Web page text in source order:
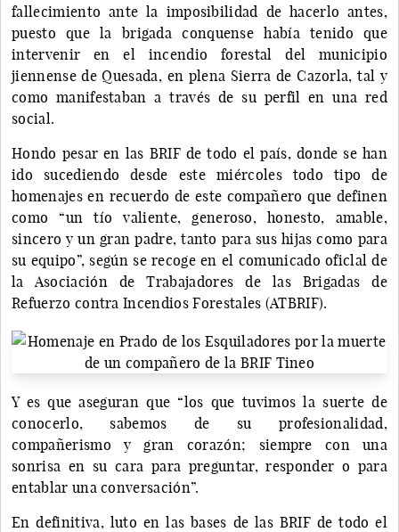
fallecimiento ante la imposibilidad de hacerlo antes,
puesto que la brigada conquense había tenido que
intervenir en el incendio forestal del municipio
jiennense de Quesada, en plena Sierra de Cazorla, tal y
como manifestaban a través de su perfil en una red
social.
Hondo pesar en las BRIF de todo el país, donde se han
ido sucediendo desde este miércoles todo tipo de
homenajes en recuerdo de este compañero que definen
como “un tío valiente, generoso, honesto, amable,
sincero y un gran padre, tanto para sus hijas como para
su equipo”, según se recoge en el comunicado oficlal de
la Asociación de Trabajadores de las Brigadas de
Refuerzo contra Incendios Forestales (ATBRIF).
Y es que aseguran que “los que tuvimos la suerte de
conocerlo, sabemos de su profesionalidad,
compañerismo y gran corazón; siempre con una
sonrisa en su cara para preguntar, responder o para
entablar una conversación”.
En definitiva, luto en las bases de las BRIF de todo el